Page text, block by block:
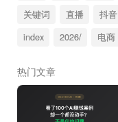
关键词
直播 抖音
index
2026/ 电商
热门文章